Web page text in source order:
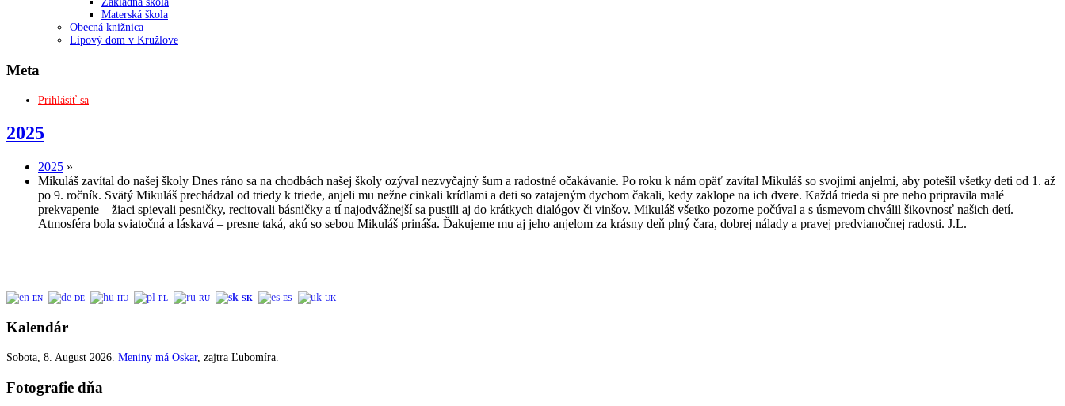
Materská škola
Obecná knižnica
Lipový dom v Kružlove
Meta
Prihlásiť sa
2025
2025 »
Mikuláš zavítal do našej školy Dnes ráno sa na chodbách našej školy ozýval nezvyčajný šum a radostné očakávanie. Po roku k nám opäť zavítal Mikuláš so svojimi anjelmi, aby potešil všetky deti od 1. až
po 9. ročník. Svätý Mikuláš prechádzal od triedy k triede, anjeli mu nežne cinkali krídlami a deti so zatajeným dychom čakali, kedy zaklope na ich dvere. Každá trieda si pre neho pripravila malé
prekvapenie – žiaci spievali pesničky, recitovali básničky a tí najodvážnejší sa pustili aj do krátkych dialógov či vinšov. Mikuláš všetko pozorne počúval a s úsmevom chválil šikovnosť našich detí.
Atmosféra bola sviatočná a láskavá – presne taká, akú so sebou Mikuláš prináša. Ďakujeme mu aj jeho anjelom za krásny deň plný čara, dobrej nálady a pravej predvianočnej radosti. J.L.
EN DE HU PL RU SK ES UK
Kalendár
Sobota , 8. August 2026. Meniny má Oskar, zajtra Ľubomíra
Fotografie dňa